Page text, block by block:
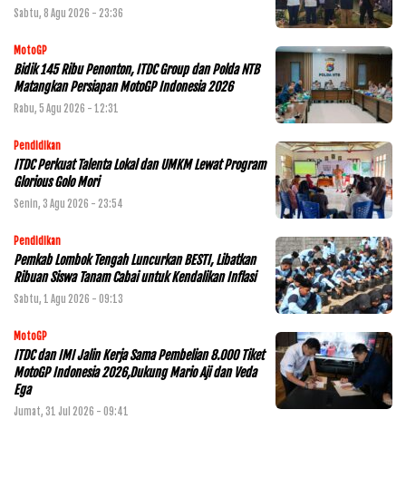
Sabtu, 8 Agu 2026 - 23:36
MotoGP
Bidik 145 Ribu Penonton, ITDC Group dan Polda NTB
Matangkan Persiapan MotoGP Indonesia 2026
Rabu, 5 Agu 2026 - 12:31
Pendidikan
ITDC Perkuat Talenta Lokal dan UMKM Lewat Program
Glorious Golo Mori
Senin, 3 Agu 2026 - 23:54
Pendidikan
Pemkab Lombok Tengah Luncurkan BESTI, Libatkan
Ribuan Siswa Tanam Cabai untuk Kendalikan Inflasi
Sabtu, 1 Agu 2026 - 09:13
MotoGP
ITDC dan IMI Jalin Kerja Sama Pembelian 8.000 Tiket
MotoGP Indonesia 2026,Dukung Mario Aji dan Veda
Ega
Jumat, 31 Jul 2026 - 09:41